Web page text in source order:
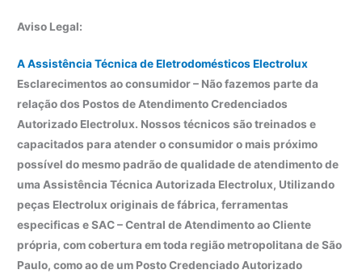
Aviso Legal:
A Assistência Técnica de Eletrodomésticos Electrolux
Esclarecimentos ao consumidor – Não fazemos parte da
relação dos Postos de Atendimento Credenciados
Autorizado Electrolux. Nossos técnicos são treinados e
capacitados para atender o consumidor o mais próximo
possível do mesmo padrão de qualidade de atendimento de
uma Assistência Técnica Autorizada Electrolux, Utilizando
peças Electrolux originais de fábrica, ferramentas
especificas e SAC – Central de Atendimento ao Cliente
própria, com cobertura em toda região metropolitana de São
Paulo, como ao de um Posto Credenciado Autorizado